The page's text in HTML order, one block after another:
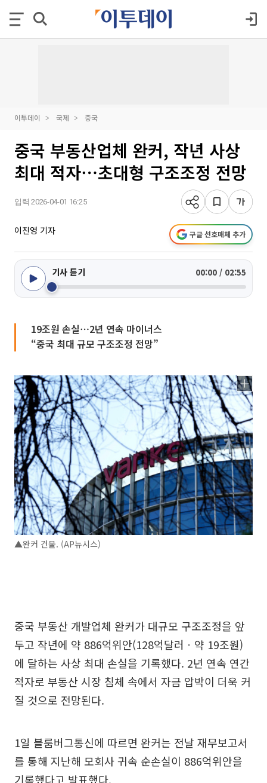
이투데이 국제 중국
중국 부동산업체 완커, 작년 사상
최대 적자⋯초대형 구조조정 전망
입력 2026-04-01 16:25
이진영 기자 구글 선호매체 추가
기사 듣기 00:00 / 02:55
19조원 손실⋯2년 연속 마이너스
“중국 최대 규모 구조조정 전망”
▲완커 건물. (AP뉴시스)
중국 부동산 개발업체 완커가 대규모 구조조정을 앞
두고 작년에 약 886억위안(128억달러ㆍ약 19조원)
에 달하는 사상 최대 손실을 기록했다. 2년 연속 연간
적자로 부동산 시장 침체 속에서 자금 압박이 더욱 커
질 것으로 전망된다.
1일 블룸버그통신에 따르면 완커는 전날 재무보고서
를 통해 지난해 모회사 귀속 순손실이 886억위안을
기록했다고 발표했다.